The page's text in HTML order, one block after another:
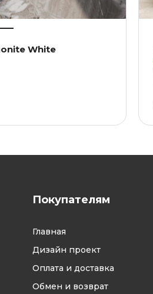
White
Покупателям
Главная
Дизайн проект
Оплата и доставка
Обмен и возврат